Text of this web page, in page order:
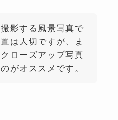
影する風景写真で
は大切ですが、ま
ローズアップ写真
がオススメです。